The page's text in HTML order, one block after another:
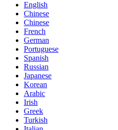
English
Chinese
Chinese
French
German
Portuguese
Spanish
Russian
Japanese
Korean
Arabic
Irish
Greek
Turkish